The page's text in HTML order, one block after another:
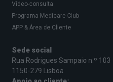
Vídeo-consulta
Programa Medicare Club
APP & Área de Cliente
Sede social
Rua Rodrigues Sampaio n.º 103
1150-279 Lisboa